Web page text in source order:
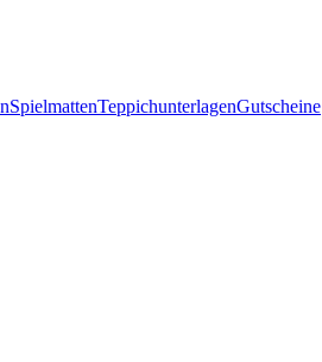
SpielmattenTeppichunterlagenGutscheine